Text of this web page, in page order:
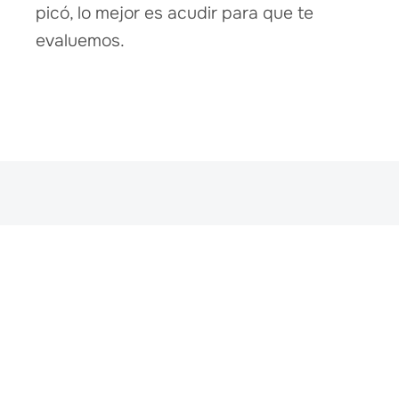
picó, lo mejor es acudir para que te
evaluemos.